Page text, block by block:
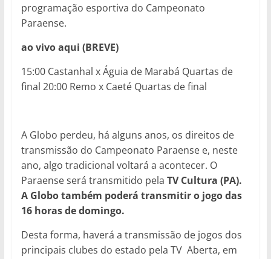
programação esportiva do Campeonato
Paraense.
ao vivo aqui (BREVE)
15:00 Castanhal x Águia de Marabá Quartas de
final 20:00 Remo x Caeté Quartas de final
A Globo perdeu, há alguns anos, os direitos de
transmissão do Campeonato Paraense e, neste
ano, algo tradicional voltará a acontecer. O
Paraense será transmitido pela TV Cultura (PA).
A Globo também poderá transmitir o jogo das
16 horas de domingo.
Desta forma, haverá a transmissão de jogos dos
principais clubes do estado pela TV Aberta, em